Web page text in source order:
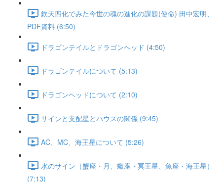
欽天四化でみた今世の魂の進化の課題(使命) 田中宏明、
PDF資料 (6:50)
ドラゴンテイルとドラゴンヘッド (4:50)
ドラゴンテイルについて (5:13)
ドラゴンヘッドについて (2:10)
サインと支配星とハウスの関係 (9:45)
AC、MC、海王星について (5:26)
水のサイン（蟹座・月、蠍座・冥王星、魚座・海王星）
(7:13)